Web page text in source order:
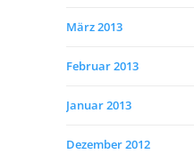
März 2013
Februar 2013
Januar 2013
Dezember 2012